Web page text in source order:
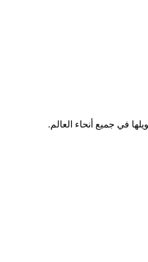
في جميع أنحاء العالم.